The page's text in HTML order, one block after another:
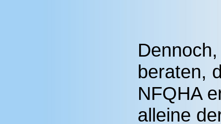
beraten,
NFQHA
alleine